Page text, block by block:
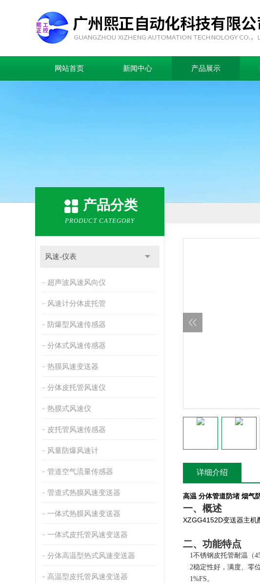
网站首页 新闻中心 产品展示
产品分类
PRODUCT CATEGORY
风速-仪表
超声波风速风向仪
风速计分体皮托管
防爆型风速传感器
分体式风速传感器
热膜风速变送器
分体皮托管风速仪
热膜式风速仪
皮托管风速传感器
风量防爆风速计
管道空气流量传感器
管道式热膜风速变送器
一体式热膜风速变送器
一体式皮托管风速变送器
分体高温型热式风速变送器
高温型皮托管风速变送器
详细介绍
高温 分体管道防堵 烟气
一、概述
XZGG4152D变送器主机
二、功能特点
1不锈钢皮托管耐温（
2稳定性好，满度、零
1%FS。